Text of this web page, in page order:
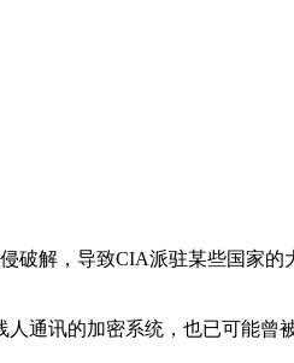
解，导致CIA派驻某些国家
通讯的加密系统，也已可能